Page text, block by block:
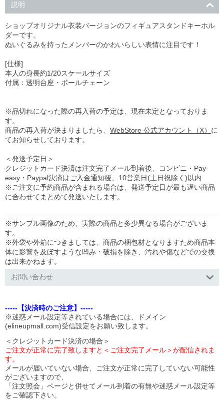
説明
ショップオリジナル衣装バージョンのフィギュアスタンドキーホル
ダーです。
ぬいぐるみを持ったメンバーのかわいらしい表情に注目です！
[仕様]
本人の身長約1/20スケールサイズ
付属：透明台座・ボールチェーン
※品切れになった際の再入荷の予定は、現在未定となっておりま
す。
商品の再入荷が決まりましたら、 WebStore 公式アカウント（X） に
てお知らせしております。
＜発送予定日＞
クレジットカード決済は注文完了メール到着後、コンビニ・Pay-
easy・Paypal決済はご入金通知後、10営業日(土日祝除く)以内
※ご注文に予約商品が含まれる場合は、発送予定日が最も遅い商品
に合わせてまとめて発送いたします。
※サンプル画像のため、実際の商品と多少異なる場合がございま
す。
※外袋や外箱につきましては、商品の梱包材となりますため商品本
体に影響を及ぼすような凹み・破損を除き、汚れや傷などでの交換
は出来かねます。
お問い合わせ
-----【決済時のご注意】-----
※迷惑メール設定等されている場合には、ドメイン
(elineupmall.com)受信設定をお願い致します。
＜クレジットカード決済の場合＞
ご注文が正常に完了致しますと＜ご注文完了メール＞が配信されま
す。
メールが届いていない場合、ご注文が正常に完了していない可能性
がございますので、
「注文照会」ページと併せてメール到着の有無や迷惑メール設定等
をご確認下さい。